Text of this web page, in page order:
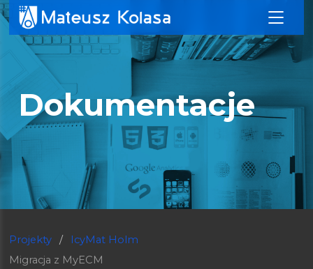
Dokumentacje
Projekty /
IcyMat Holm
Migracja z MyECM